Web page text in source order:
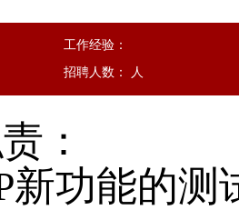
工作经验：
招聘人数： 人
：
新功能的测